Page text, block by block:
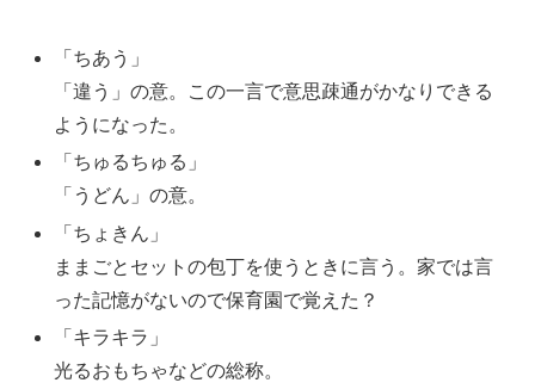
「ちあう」
「違う」の意。この一言で意思疎通がかなりできる
ようになった。
「ちゅるちゅる」
「うどん」の意。
「ちょきん」
ままごとセットの包丁を使うときに言う。家では言
った記憶がないので保育園で覚えた？
「キラキラ」
光るおもちゃなどの総称。